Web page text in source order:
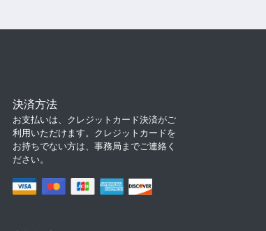
決済方法
お支払いは、クレジットカード決済がご
利用いただけます。クレジットカードを
お持ちでない方は、事務局までご連絡く
ださい。